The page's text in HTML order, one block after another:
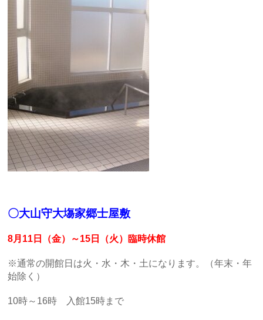
〇大山守大塲家郷士屋敷
8月11日（金）～15日（火）臨時休館
※通常の開館日は火・水・木・土になります。（年末・年
始除く）
10時～16時 入館15時まで